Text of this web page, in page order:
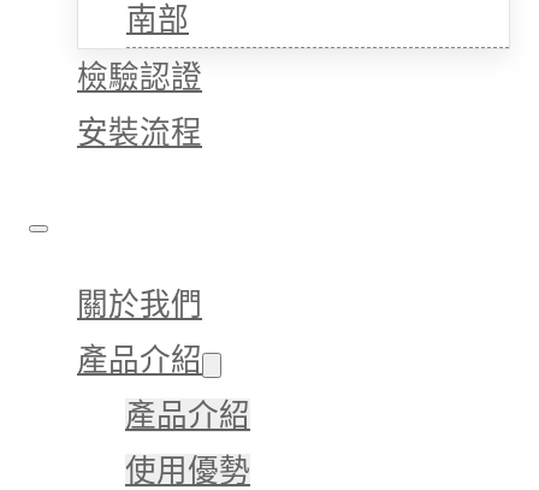
南部
檢驗認證
安裝流程
關於我們
產品介紹
產品介紹
使用優勢